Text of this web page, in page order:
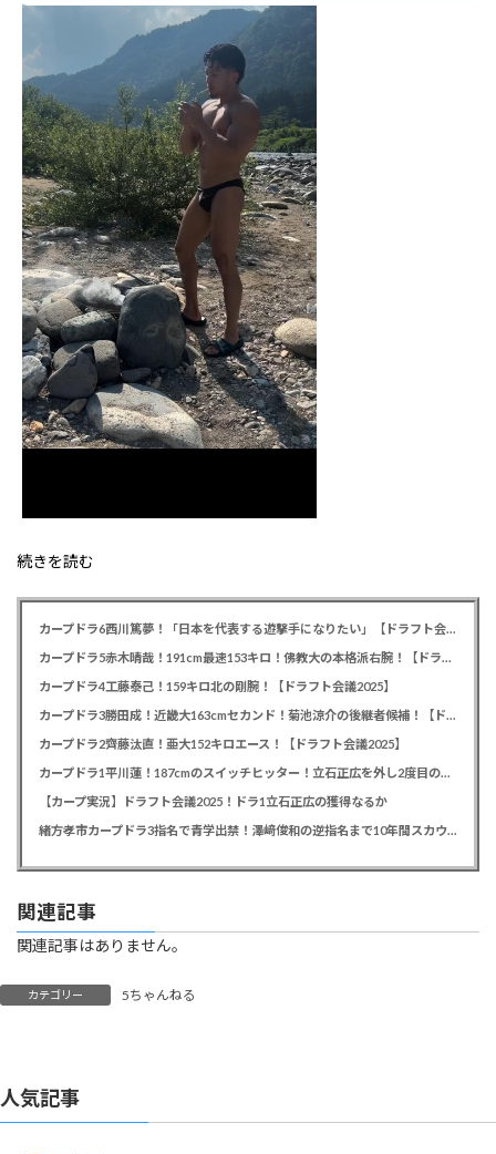
続きを読む
カープドラ6西川篤夢！「日本を代表する遊撃手になりたい」【ドラフト会議2025】
カープドラ5赤木晴哉！191cm最速153キロ！佛教大の本格派右腕！【ドラフト会議2025】
カープドラ4工藤泰己！159キロ北の剛腕！【ドラフト会議2025】
カープドラ3勝田成！近畿大163cmセカンド！菊池涼介の後継者候補！【ドラフト会議2025】
カープドラ2齊藤汰直！亜大152キロエース！【ドラフト会議2025】
カープドラ1平川蓮！187cmのスイッチヒッター！立石正広を外し2度目の重複も新井監督がクジを引き当てる！【ドラフト会議2025】
【カープ実況】ドラフト会議2025！ドラ1立石正広の獲得なるか
緒方孝市カープドラ3指名で青学出禁！澤﨑俊和の逆指名まで10年間スカウト出禁
関連記事
関連記事はありません。
カテゴリー 5ちゃんねる
人気記事